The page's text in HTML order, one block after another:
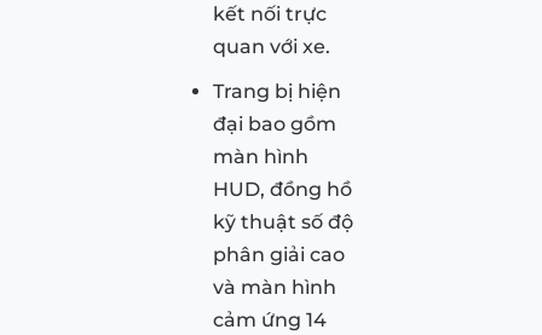
kết nối trực
quan với xe.
Trang bị hiện
đại bao gồm
màn hình
HUD, đồng hồ
kỹ thuật số độ
phân giải cao
và màn hình
cảm ứng 14